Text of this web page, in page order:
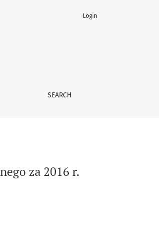
SEARCH
Login
za 2016 r.